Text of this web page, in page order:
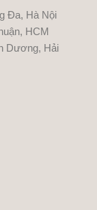
Đa, Hà Nội
HCM
Dương, Hải